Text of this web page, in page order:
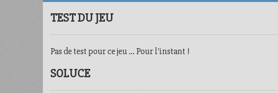
TEST DU JEU
Pas de test pour ce jeu ... Pour l'instant !
SOLUCE